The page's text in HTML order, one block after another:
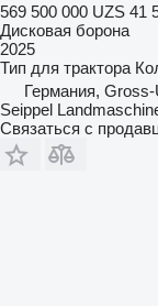
569 500 000 UZS 41
Дисковая борона
2025
Тип для трактора
Германия,
Seippel
Связаться с